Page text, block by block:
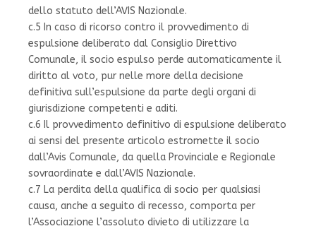
dello statuto dell’AVIS Nazionale.
c.5 In caso di ricorso contro il provvedimento di
espulsione deliberato dal Consiglio Direttivo
Comunale, il socio espulso perde automaticamente il
diritto al voto, pur nelle more della decisione
definitiva sull’espulsione da parte degli organi di
giurisdizione competenti e aditi.
c.6 Il provvedimento definitivo di espulsione deliberato
ai sensi del presente articolo estromette il socio
dall’Avis Comunale, da quella Provinciale e Regionale
sovraordinate e dall’AVIS Nazionale.
c.7 La perdita della qualifica di socio per qualsiasi
causa, anche a seguito di recesso, comporta per
l’Associazione l’assoluto divieto di utilizzare la